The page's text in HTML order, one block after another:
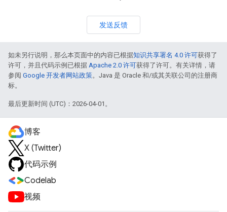
发送反馈
如未另行说明，那么本页面中的内容已根据知识共享署名 4.0 许可获得了
许可，并且代码示例已根据 Apache 2.0 许可获得了许可。有关详情，请
参阅 Google 开发者网站政策。Java 是 Oracle 和/或其关联公司的注册商
标。
最后更新时间 (UTC)：2026-04-01。
博客
X (Twitter)
代码示例
Codelab
视频